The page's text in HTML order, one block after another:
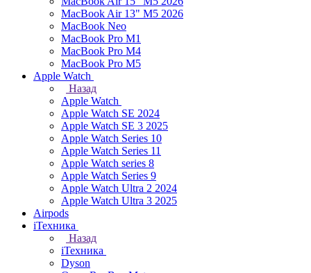
MacBook Air 13" М5 2026
MacBook Neo
MacBook Pro M1
MacBook Pro M4
MacBook Pro M5
Apple Watch
Назад
Apple Watch
Apple Watch SE 2024
Apple Watch SE 3 2025
Apple Watch Series 10
Apple Watch Series 11
Apple Watch series 8
Apple Watch Series 9
Apple Watch Ultra 2 2024
Apple Watch Ultra 3 2025
Airpods
iТехника
Назад
iТехника
Dyson